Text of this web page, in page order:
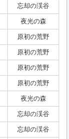
忘却の渓谷
夜光の森
原初の荒野
原初の荒野
原初の荒野
原初の荒野
夜光の森
忘却の渓谷
忘却の渓谷